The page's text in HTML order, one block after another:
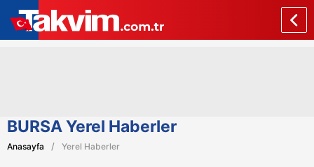
BURSA Yerel Haberler
Anasayfa Yerel Haberler